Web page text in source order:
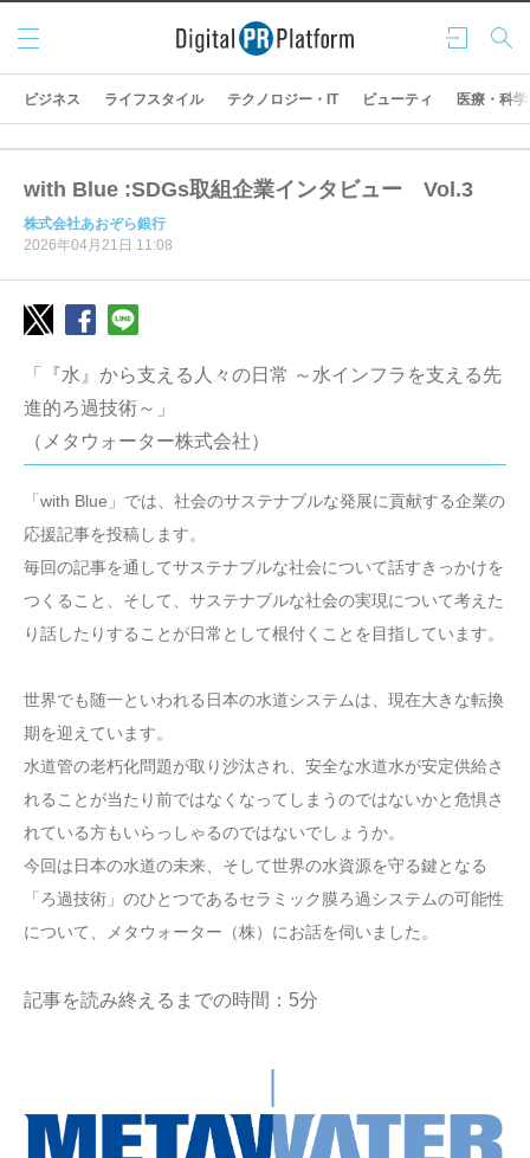
ログ
イン
検索
メニ
ュー
ビジネス ライフスタイル テクノロジー・IT ビューティ 医療・科学
with Blue :SDGs取組企業インタビュー Vol.3
株式会社あおぞら銀行
2026年04月21日 11:08
「『水』から支える人々の日常 ～水インフラを支える先
進的ろ過技術～」
（メタウォーター株式会社）
「with Blue」では、社会のサステナブルな発展に貢献する企業の
応援記事を投稿します。
毎回の記事を通してサステナブルな社会について話すきっかけを
つくること、そして、サステナブルな社会の実現について考えた
り話したりすることが日常として根付くことを目指しています。
世界でも随一といわれる日本の水道システムは、現在大きな転換
期を迎えています。
水道管の老朽化問題が取り沙汰され、安全な水道水が安定供給さ
れることが当たり前ではなくなってしまうのではないかと危惧さ
れている方もいらっしゃるのではないでしょうか。
今回は日本の水道の未来、そして世界の水資源を守る鍵となる
「ろ過技術」のひとつであるセラミック膜ろ過システムの可能性
について、メタウォーター（株）にお話を伺いました。
記事を読み終えるまでの時間：5分